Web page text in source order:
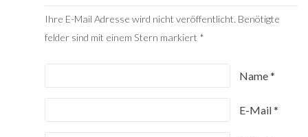
Ihre E-Mail Adresse wird nicht veröffentlicht. Benötigte
felder sind mit einem Stern markiert *
Name*
E-Mail*